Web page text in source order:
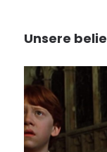
Unsere